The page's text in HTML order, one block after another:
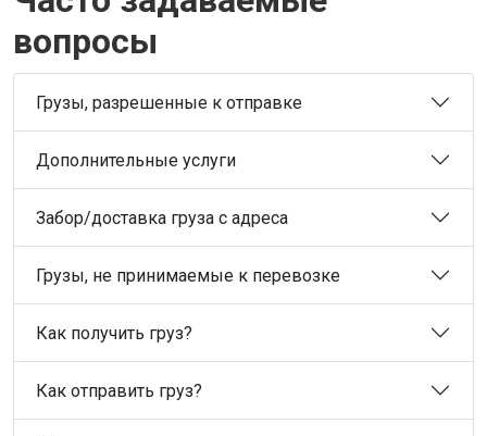
вопросы
Грузы, разрешенные к отправке
Дополнительные услуги
Забор/доставка груза с адреса
Грузы, не принимаемые к перевозке
Как получить груз?
Как отправить груз?